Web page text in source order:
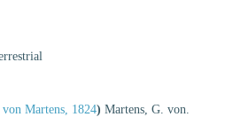
Martens, 1824) Martens, G. von.